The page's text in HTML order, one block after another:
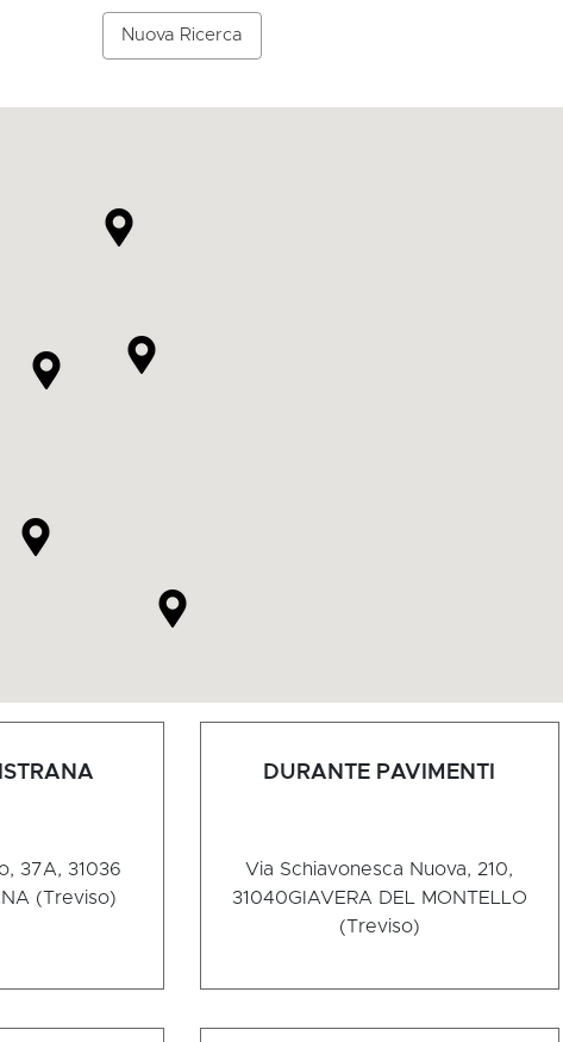
Nuova Ricerca
37A, 31036
(Treviso)
DURANTE PAVIMENTI
Via Schiavonesca Nuova, 210,
31040GIAVERA DEL MONTELLO
(Treviso)